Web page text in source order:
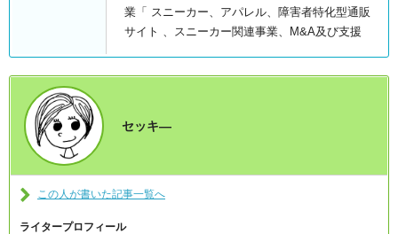
業「 スニーカー、アパレル、障害者特化型通販
サイト 、スニーカー関連事業、M&A及び支援
セッキ―
この人が書いた記事一覧へ
ライタープロフィール